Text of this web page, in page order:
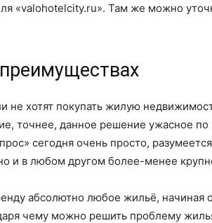
«valohotelcity.ru». Там же можно
не хотят покупать жилую
точнее, данное решение ужасное
сегодня очень просто,
и в любом другом более-менее
абсолютно любое жильё, начиная
чему можно решить проблему